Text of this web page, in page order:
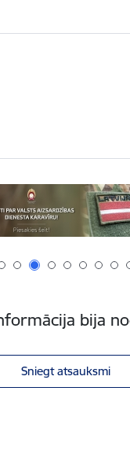
bija
Sniegt atsauksmi